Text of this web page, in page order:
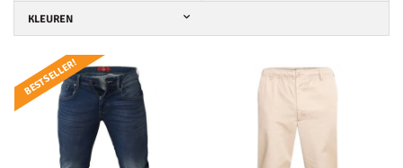
KLEUREN
BESTSELLER!